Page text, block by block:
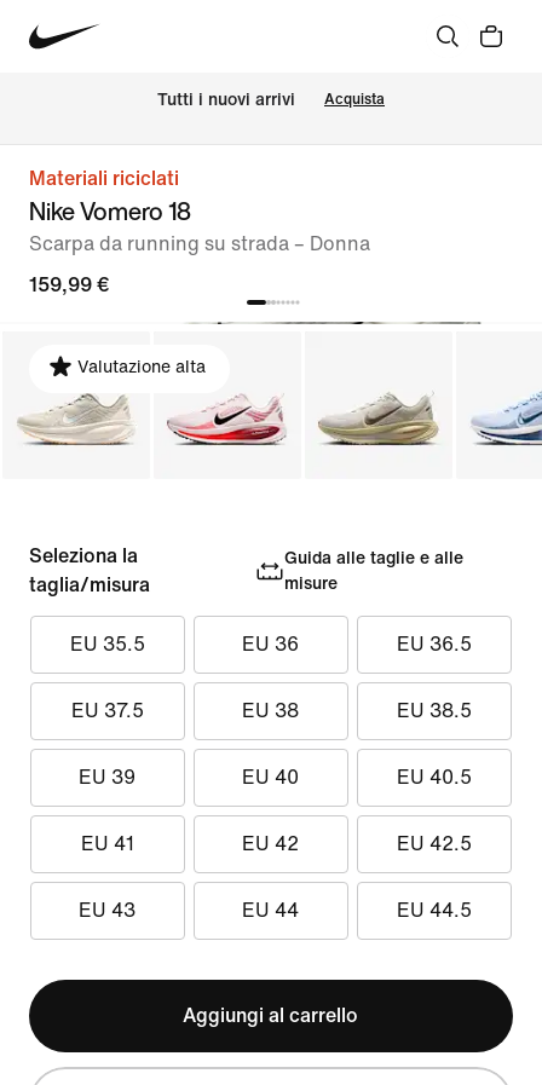
Tutti i nuovi arrivi Acquista
Materiali riciclati
Nike Vomero 18
Scarpa da running su strada – Donna
159,99 €
Valutazione alta
Seleziona la
taglia/misura
Guida alle taglie e alle
misure
EU 35.5 EU 36 EU 36.5
EU 37.5 EU 38 EU 38.5
EU 39 EU 40 EU 40.5
EU 41 EU 42 EU 42.5
EU 43 EU 44 EU 44.5
Aggiungi al carrello